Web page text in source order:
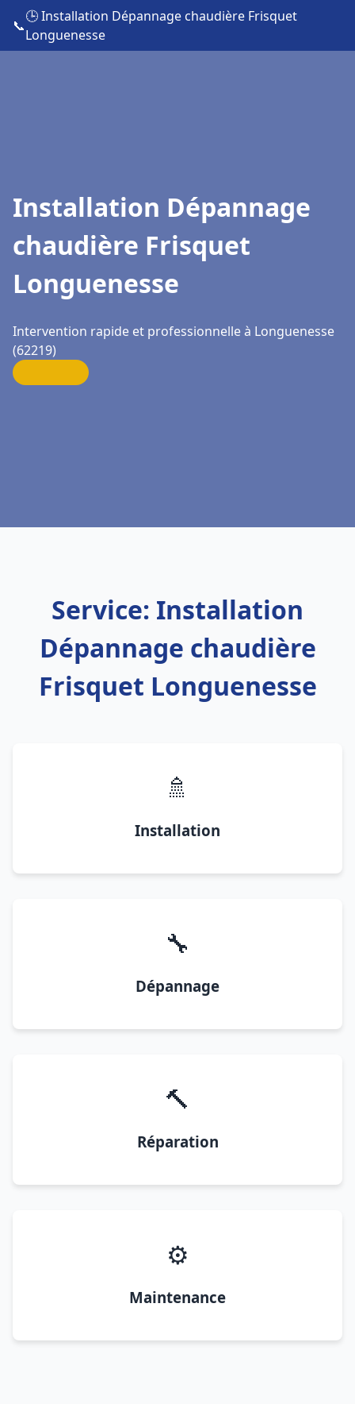
📞
🕒 Installation Dépannage chaudière Frisquet
Longuenesse
Installation Dépannage
chaudière Frisquet
Longuenesse
Intervention rapide et professionnelle à Longuenesse
(62219)
Service: Installation
Dépannage chaudière
Frisquet Longuenesse
🚿
Installation
🔧
Dépannage
🔨
Réparation
⚙️
Maintenance